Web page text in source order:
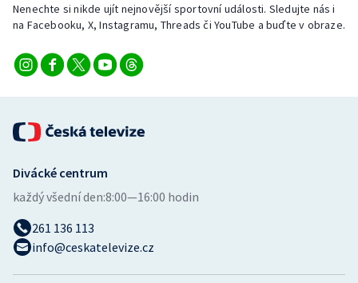
Nenechte si nikde ujít nejnovější sportovní události. Sledujte nás i
na Facebooku, X, Instagramu, Threads či YouTube a buďte v obraze.
Divácké centrum
každý všední den:8:00—16:00 hodin
261 136 113
info@ceskatelevize.cz